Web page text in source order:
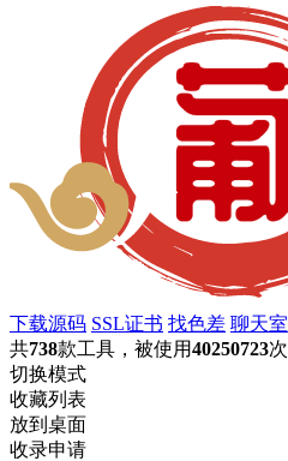
下载源码 SSL证书 找色差 聊天室
共738款工具，被使用40250723次
切换模式
收藏列表
放到桌面
收录申请